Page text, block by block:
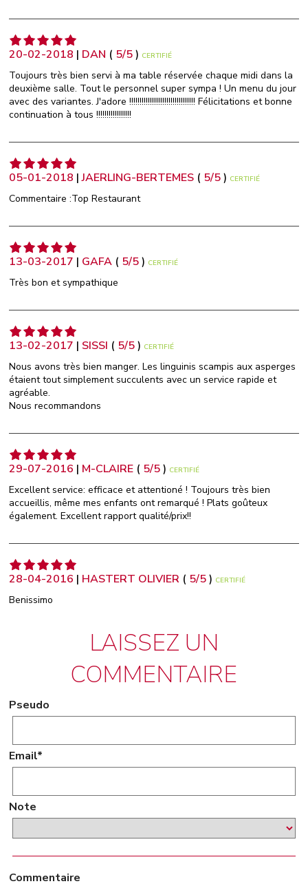
20-02-2018 | DAN ( 5/5) CERTIFIÉ
Toujours très bien servi à ma table réservée chaque midi dans la
deuxième salle. Tout le personnel super sympa ! Un menu du jour
avec des variantes. J'adore !!!!!!!!!!!!!!!!!!!!!!!!!!!!!!!! Félicitations et bonne
continuation à tous !!!!!!!!!!!!!!!!!
05-01-2018 |JAERLING-BERTEMES ( 5/5) CERTIFIÉ
Commentaire :Top Restaurant
13-03-2017 | GAFA ( 5/5) CERTIFIÉ
Très bon et sympathique
13-02-2017 | SISSI ( 5/5) CERTIFIÉ
Nous avons très bien manger. Les linguinis scampis aux asperges
étaient tout simplement succulents avec un service rapide et
agréable.
Nous recommandons
29-07-2016 | M-CLAIRE ( 5/5) CERTIFIÉ
Excellent service: efficace et attentioné ! Toujours très bien
accueillis, même mes enfants ont remarqué ! Plats goûteux
également. Excellent rapport qualité/prix!!
28-04-2016 | HASTERT OLIVIER ( 5/5) CERTIFIÉ
Benissimo
LAISSEZ UN
COMMENTAIRE
Pseudo
Email*
Note
Commentaire